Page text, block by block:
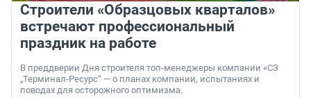
Строители «Образцовых кварталов»
встречают профессиональный
праздник на работе
В преддверии Дня строителя топ-менеджеры компании «СЗ
„Терминал-Ресурс“ — о планах компании, испытаниях и
поводах для осторожного оптимизма.